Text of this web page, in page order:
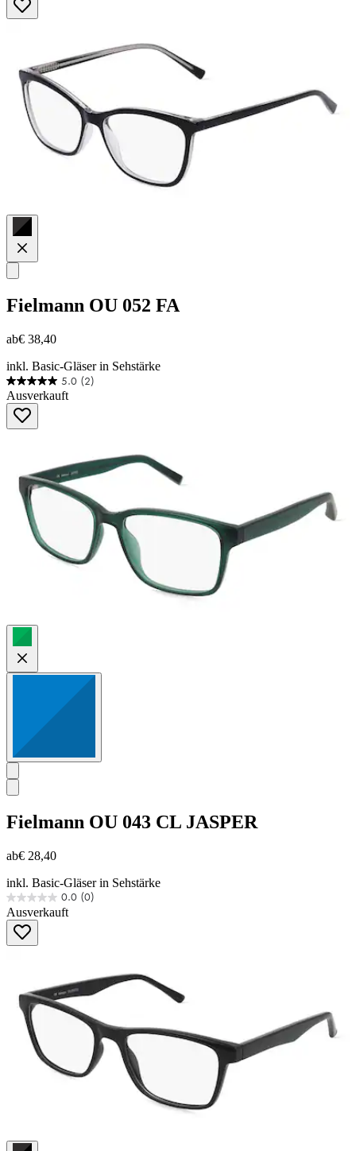
Sternen.
Fielmann OU 052 FA
ab€ 38,40
inkl. Basic-Gläser in Sehstärke
5.0 (2)
5.0
von
Sternen.
Ausverkauft
Fielmann OU 043 CL JASPER
ab€ 28,40
inkl. Basic-Gläser in Sehstärke
0.0 (0)
0.0
von
Sternen.
Ausverkauft